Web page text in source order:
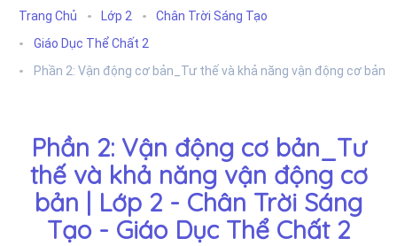
Trang Chủ Lớp 2
Chân Trời Sáng Tạo
Giáo Dục Thể Chất 2
Phần 2: Vận động cơ bản_Tư thế và khả năng vận động cơ bản
Phần 2: Vận động cơ bản_Tư
thế và khả năng vận động cơ
bản | Lớp 2 - Chân Trời Sáng
Tạo - Giáo Dục Thể Chất 2